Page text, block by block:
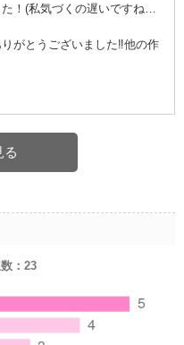
！(私気づくの遅いですね…
がとうございました‼他の作
る
： 23